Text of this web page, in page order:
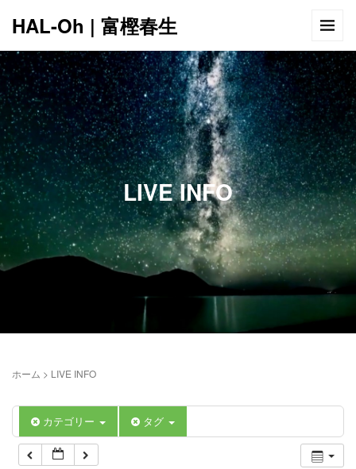
HAL-Oh | 富樫春生
LIVE INFO
ホーム > LIVE INFO
カテゴリー タグ
12:00 AM
1:00 AM
2:00 AM
5:00 AM
6:00 AM
7:00 AM